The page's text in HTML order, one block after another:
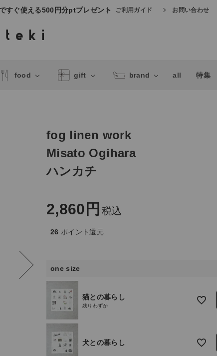
すぐ使える500円分ptプレゼント ご利用ガイド お問い合わせ
food gift brand all 特集
fog linen work
Misato Ogihara
ハンカチ
2,860 税込
26 ポイント還元
one size
猫との暮らし
残りわずか
犬との暮らし